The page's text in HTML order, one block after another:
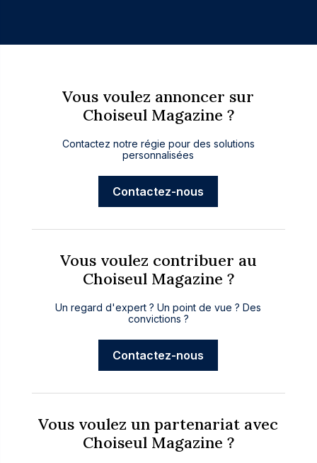
Vous voulez annoncer sur
Choiseul Magazine ?
Contactez notre régie pour des solutions
personnalisées
Contactez-nous
Vous voulez contribuer au
Choiseul Magazine ?
Un regard d'expert ? Un point de vue ? Des
convictions ?
Contactez-nous
Vous voulez un partenariat avec
Choiseul Magazine ?